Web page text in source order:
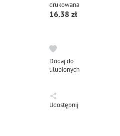
drukowana
16.38
Dodaj do
ulubionych
Udostępnij